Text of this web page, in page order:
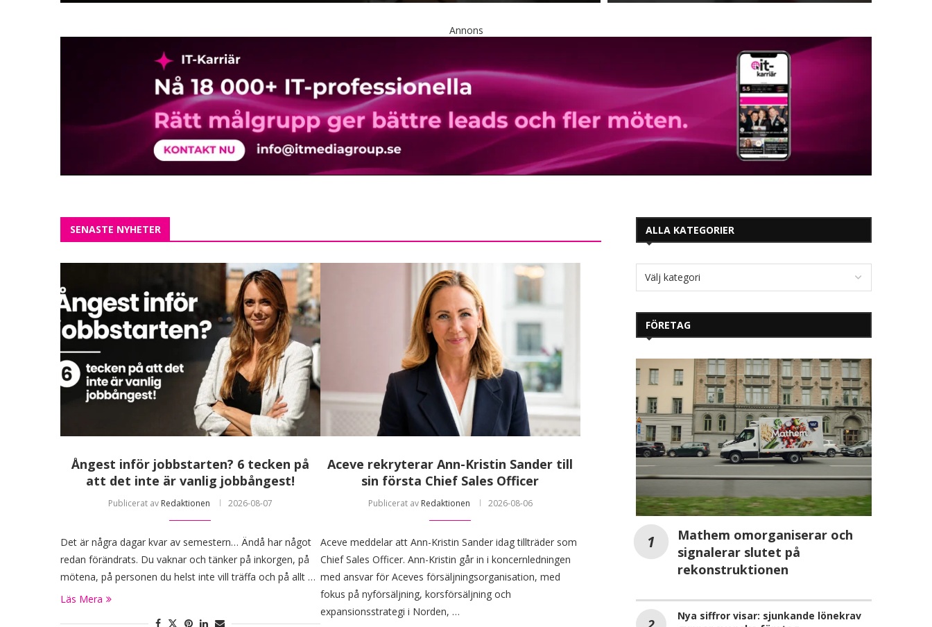
Annons
SENASTE NYHETER
Ångest inför jobbstarten? 6 tecken på
att det inte är vanlig jobbångest!
Publicerat av Redaktionen 2026-08-07
Det är några dagar kvar av semestern… Ändå har något
redan förändrats. Du vaknar och tänker på inkorgen, på
mötena, på personen du helst inte vill träffa och på allt …
Läs Mera
Aceve rekryterar Ann-Kristin Sander till
sin första Chief Sales Officer
Publicerat av Redaktionen 2026-08-06
Aceve meddelar att Ann-Kristin Sander idag tillträder som
Chief Sales Officer. Ann-Kristin går in i koncernledningen
med ansvar för Aceves försäljningsorganisation, med
fokus på nyförsäljning, korsförsäljning och
expansionsstrategi i Norden, …
ALLA KATEGORIER
FÖRETAG
Mathem omorganiserar och
signalerar slutet på
rekonstruktionen
Nya siffror visar: sjunkande lönekrav